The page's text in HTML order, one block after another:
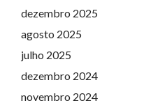
dezembro 2025
agosto 2025
julho 2025
dezembro 2024
novembro 2024